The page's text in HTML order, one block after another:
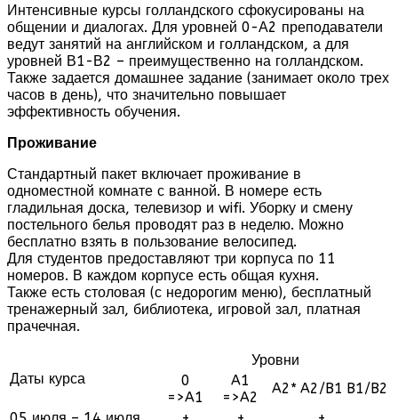
Интенсивные курсы голландского сфокусированы на
общении и диалогах. Для уровней 0-А2 преподаватели
ведут занятий на английском и голландском, а для
уровней В1-В2 – преимущественно на голландском.
Также задается домашнее задание (занимает около трех
часов в день), что значительно повышает
эффективность обучения.
Проживание
Стандартный пакет включает проживание в
одноместной комнате с ванной. В номере есть
гладильная доска, телевизор и wifi. Уборку и смену
постельного белья проводят раз в неделю. Можно
бесплатно взять в пользование велосипед.
Для студентов предоставляют три корпуса по 11
номеров. В каждом корпусе есть общая кухня.
Также есть столовая (с недорогим меню), бесплатный
тренажерный зал, библиотека, игровой зал, платная
прачечная.
Даты курса
Уровни
0
=>A1
A1
=>A2
A2* A2/B1 B1/B2